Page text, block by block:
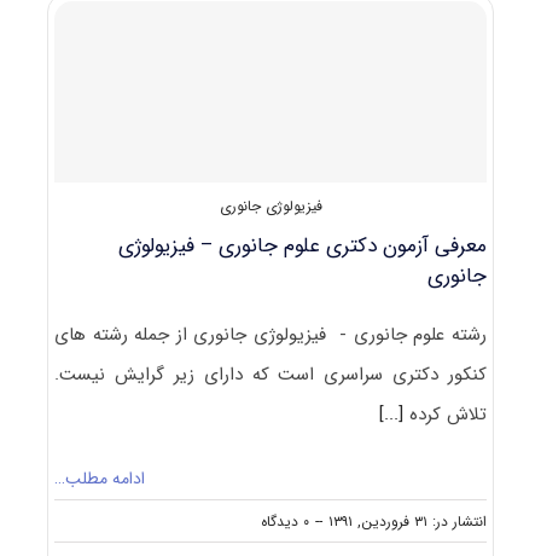
فیزیولوژی جانوری
معرفی آزمون دکتری علوم جانوری – فیزیولوژی
جانوری
رشته علوم جانوری - فیزیولوژی جانوری از جمله رشته های
کنکور دکتری سراسری است که دارای زیر گرایش نیست.
تلاش کرده[...]
ادامه مطلب…
انتشار در: ۳۱ فروردین, ۱۳۹۱ -- ۰ دیدگاه
on
معرفی